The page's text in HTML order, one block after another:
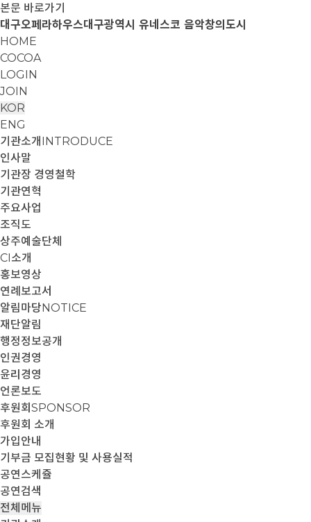
본문 바로가기
대구오페라하우스대구광역시 유네스코 음악창의도시
HOME
COCOA
LOGIN
JOIN
KOR
ENG
기관소개 INTRODUCE
인사말
기관장 경영철학
기관연혁
주요사업
조직도
상주예술단체
CI소개
홍보영상
연례보고서
알림마당NOTICE
재단알림
행정정보공개
인권경영
윤리경영
언론보도
후원회 SPONSOR
후원회 소개
가입안내
기부금 모집현황 및 사용실적
공연스케쥴
공연검색
전체메뉴